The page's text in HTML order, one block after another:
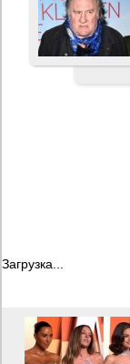
Загрузка...